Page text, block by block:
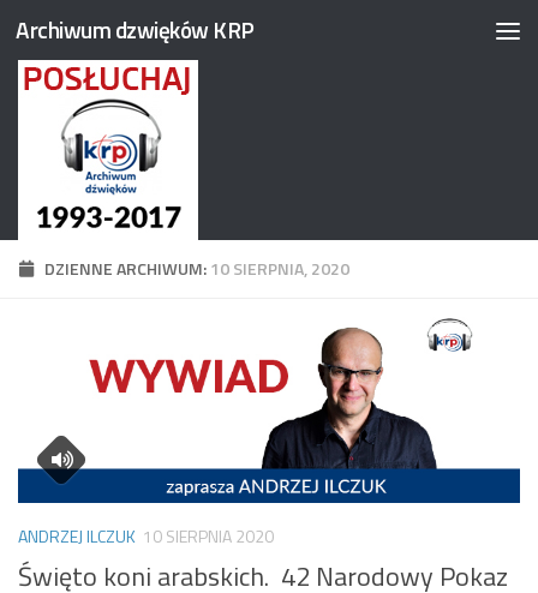
Przejdź do treści
Archiwum dzwięków KRP
DZIENNE ARCHIWUM:10 SIERPNIA, 2020
ANDRZEJ ILCZUK 10 SIERPNIA 2020
Święto koni arabskich. 42 Narodowy Pokaz